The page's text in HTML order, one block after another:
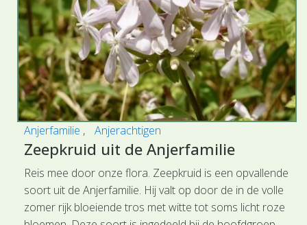
Anjerfamilie Anjerachtigen
Zeepkruid uit de Anjerfamilie
Reis mee door onze flora. Zeepkruid is een opvallende
soort uit de Anjerfamilie. Hij valt op door de in de volle
zomer rijk bloeiende tros met witte tot soms licht roze